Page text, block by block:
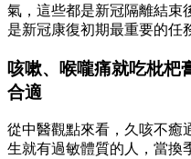
氣，這些都是新冠隔離結束
是新冠康復初期最重要的任
咳嗽、喉嚨痛就吃枇杷
合適
從中醫觀點來看，久咳不癒
生就有過敏體質的人，當換